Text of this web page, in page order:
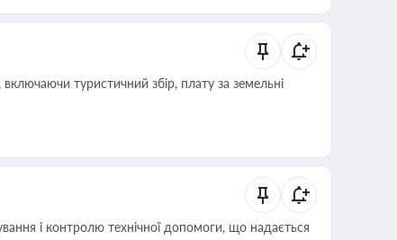
туристичний збір, плату за земельні
і контролю технічної допомоги, що надається